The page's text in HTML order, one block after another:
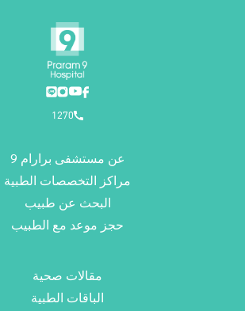
1270
عن مستشفى برارام 9
مراكز التخصصات الطبية
البحث عن طبيب
حجز موعد مع الطبيب
مقالات صحية
الباقات الطبية